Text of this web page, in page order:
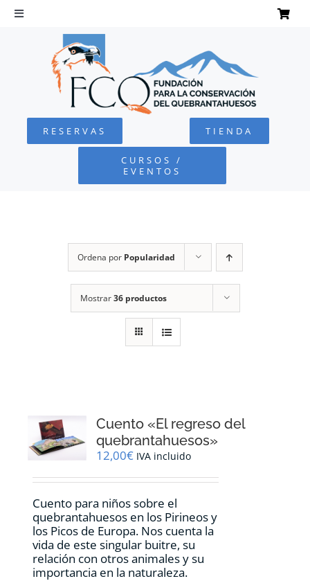
Saltar
Toggle
Navigation
QUEBRANTAHUESOS
FUNDACIÓN
CONTACTO
RESERVAS TIENDA
CURSOS /
EVENTOS
Ordena por Popularidad
Mostrar36 productos
Cuento «El regreso del
quebrantahuesos»
12,00€ IVA incluido
Cuento para niños sobre el
quebrantahuesos en los Pirineos y
los Picos de Europa. Nos cuenta la
vida de este singular buitre, su
relación con otros animales y su
importancia en la naturaleza.